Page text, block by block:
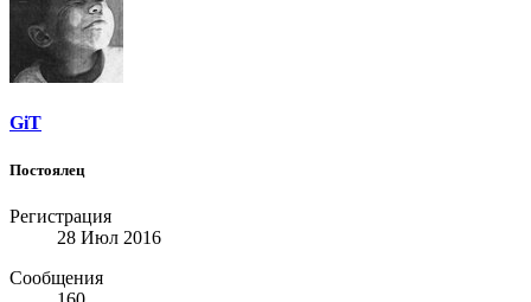
GiT
Постоялец
Регистрация
28 Июл 2016
Сообщения